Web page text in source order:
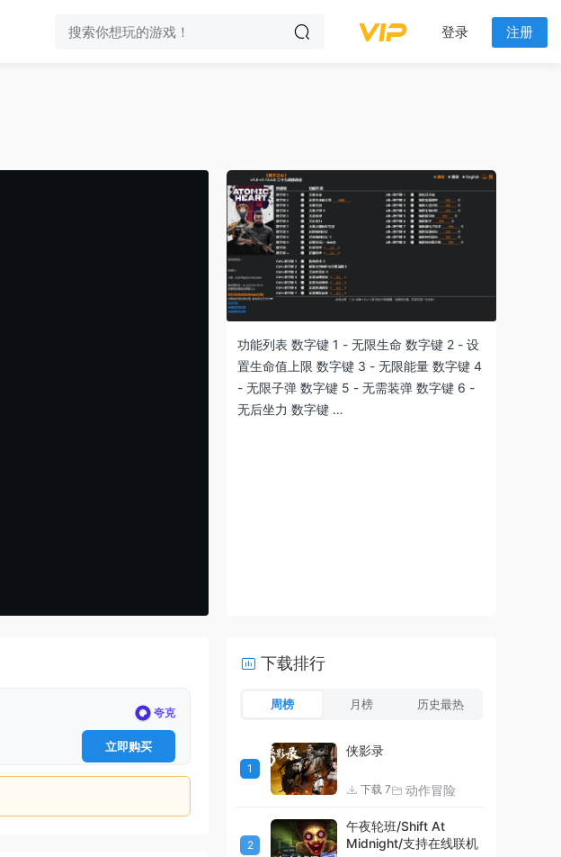
登录 注册
功能列表 数字键 1 - 无限生命 数字键 2 - 设
置生命值上限 数字键 3 - 无限能量 数字键 4
- 无限子弹 数字键 5 - 无需装弹 数字键 6 -
无后坐力 数字键 …
夸克
立即购买
下载排行
周榜 月榜 历史最热
1
侠影录
下载 7 动作冒险
2
午夜轮班/Shift At
Midnight/支持在线联机